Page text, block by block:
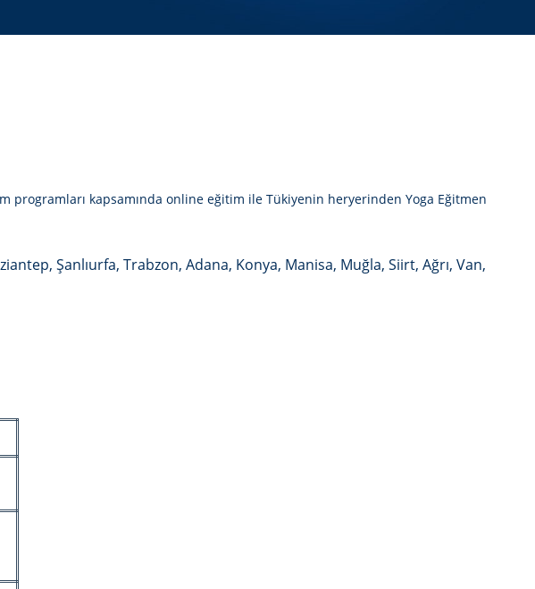
programları kapsamında online eğitim ile Tükiyenin heryerinden Yoga Eğitmen
Şanlıurfa, Trabzon, Adana, Konya, Manisa, Muğla, Siirt, Ağrı, Van,